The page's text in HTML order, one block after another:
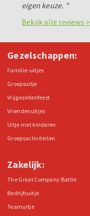
eigen keuze. "
Bekijk alle reviews >
Gezelschappen:
Familie-uitjes
Groepsuitje
Vrijgezellenfeest
Vriendenuitjes
Uitje met kinderen
Groepsactiviteiten
Zakelijk:
The Great Company Battle
Bedrijfsuitje
Teamuitje